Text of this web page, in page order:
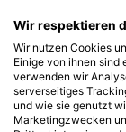
Wir respektieren
Wir nutzen Cookies
Einige von ihnen sind
verwenden wir
serverseitiges
und wie sie genutzt
Marketingzwecken